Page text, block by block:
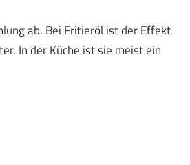
ab. Bei Fritieröl ist der Effekt
In der Küche ist sie meist ein